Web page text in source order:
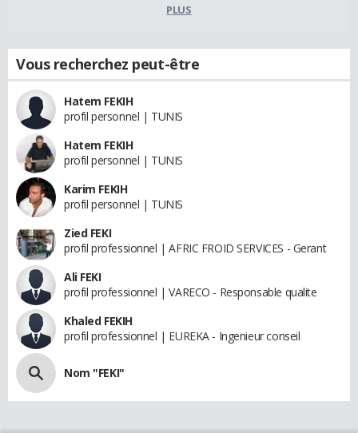
PLUS
Vous recherchez peut-être
Hatem FEKIH
profil personnel | TUNIS
Hatem FEKIH
profil personnel | TUNIS
Karim FEKIH
profil personnel | TUNIS
Zied FEKI
profil professionnel | AFRIC FROID SERVICES - Gerant
Ali FEKI
profil professionnel | VARECO - Responsable qualite
Khaled FEKIH
profil professionnel | EUREKA - Ingenieur conseil
Nom "FEKI"